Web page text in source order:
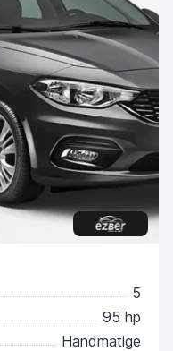
5
95 hp
Handmatige